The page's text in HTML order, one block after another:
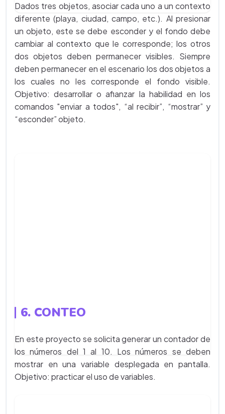
Dados tres objetos, asociar cada uno a un contexto
diferente (playa, ciudad, campo, etc.). Al presionar
un objeto, este se debe esconder y el fondo debe
cambiar al contexto que le corresponde; los otros
dos objetos deben permanecer visibles. Siempre
deben permanecer en el escenario los dos objetos a
los cuales no les corresponde el fondo visible.
Objetivo: desarrollar o afianzar la habilidad en los
comandos "enviar a todos", “al recibir”, “mostrar” y
“esconder” objeto.
6. CONTEO
En este proyecto se solicita generar un contador de
los números del 1 al 10. Los números se deben
mostrar en una variable desplegada en pantalla.
Objetivo: practicar el uso de variables.